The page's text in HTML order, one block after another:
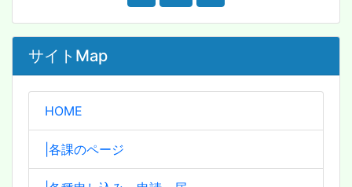
サイトMap
HOME
|各課のページ